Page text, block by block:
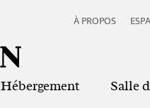
À PROPOS
Hébergement Salle